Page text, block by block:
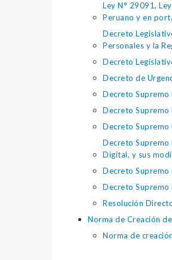
Ley N° 29091,
Peruano y en
Decreto
Personales y la
Decreto
Decreto de
Decreto
Decreto Supremo
Decreto Supremo
Decreto Supremo
Digital, y sus
Decreto Supremo
Decreto Supremo
Resolución
Norma de Creación
Norma de